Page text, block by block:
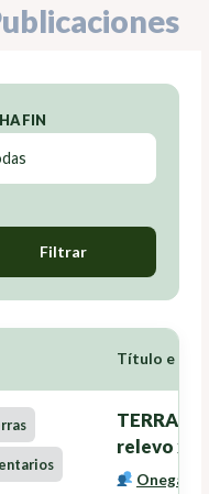
FIN
Filtrar
Título e
relevo
Onega